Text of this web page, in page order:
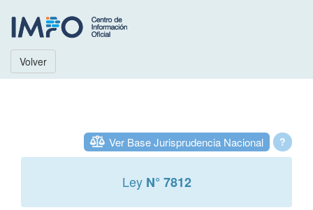
Volver
?
Ver Base Jurisprudencia Nacional
Ley N° 7812